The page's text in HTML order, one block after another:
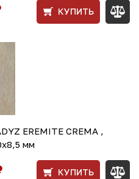
КУПИТЬ
EREMITE CREMA ,
мм
КУПИТЬ